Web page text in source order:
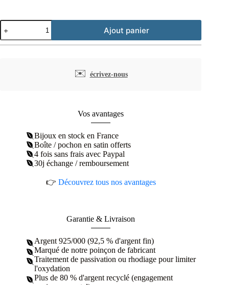
quantité
de
Bague
Ajout panier
✉️ écrivez-nous
Vos avantages
Bijoux en stock en France
Boîte / pochon en satin offerts
4 fois sans frais avec Paypal
30j échange / remboursement
👉 Découvrez tous nos avantages
Garantie & Livraison
Argent 925/000 (92,5 % d'argent fin)
Marqué de notre poinçon de fabricant
Traitement de passivation ou rhodiage pour limiter
l'oxydation
Plus de 80 % d'argent recyclé (engagement